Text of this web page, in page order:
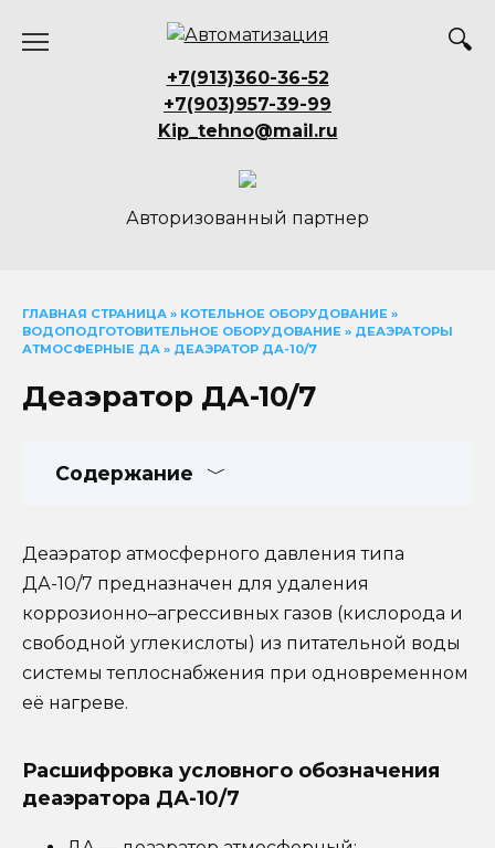
+7(913)360-36-52
+7(903)957-39-99
Kip_tehno@mail.ru
Авторизованный партнер
ГЛАВНАЯ СТРАНИЦА » КОТЕЛЬНОЕ ОБОРУДОВАНИЕ »
ВОДОПОДГОТОВИТЕЛЬНОЕ ОБОРУДОВАНИЕ » ДЕАЭРАТОРЫ
АТМОСФЕРНЫЕ ДА » ДЕАЭРАТОР ДА-10/7
Деаэратор ДА-10/7
Содержание
Деаэратор атмосферного давления типа
ДА-10/7 предназначен для удаления
коррозионно–агрессивных газов (кислорода и
свободной углекислоты) из питательной воды
системы теплоснабжения при одновременном
её нагреве.
Расшифровка условного обозначения
деаэратора ДА-10/7